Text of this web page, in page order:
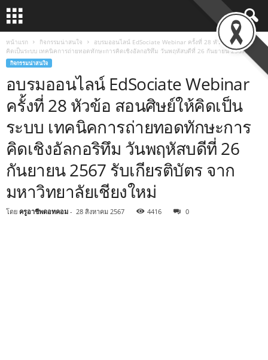
หน้าแรก กิจกรรมน่าสนใจ
อบรมออนไลน์ EdSociate Webinar ครั้งที่ 28 หัวข้อ สอนศิษย์ให้
คิดเป็นระบบ เทคนิคการถ่ายทอดทักษะการคิดเชิงอัลกอริทึม วันพฤหัสบดีที่ 26 กันยายน 2567...
กิจกรรมน่าสนใจ
อบรมออนไลน์ EdSociate Webinar
ครั้งที่ 28 หัวข้อ สอนศิษย์ให้คิดเป็น
ระบบ เทคนิคการถ่ายทอดทักษะการ
คิดเชิงอัลกอริทึม วันพฤหัสบดีที่ 26
กันยายน 2567 รับเกียรติบัตร จาก
มหาวิทยาลัยเชียงใหม่
โดย ครูอาชีพดอทคอม - 28 สิงหาคม 2567 4416 0